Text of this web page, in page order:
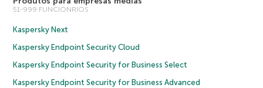
51-999 FUNCIONRIOS
Kaspersky Next
Kaspersky Endpoint Security Cloud
Kaspersky Endpoint Security for Business Select
Kaspersky Endpoint Security for Business Advanced